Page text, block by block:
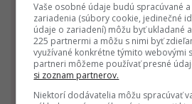
Kozorožec
22.12. - 20.1.
Vodnár
21.1. - 19.2.
Vaše osobné údaje budú spracúvané
zariadenia (súbory cookie, jedinečné
údaje o zariadení) môžu byť ukladané
225 partnermi a môžu s nimi byť
využívané konkrétne týmito webovými
partneri môžeme používať presné
si zoznam partnerov.
Niektorí dodávatelia môžu spracúvať